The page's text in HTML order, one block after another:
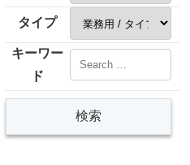
タイプ
キーワー
ド